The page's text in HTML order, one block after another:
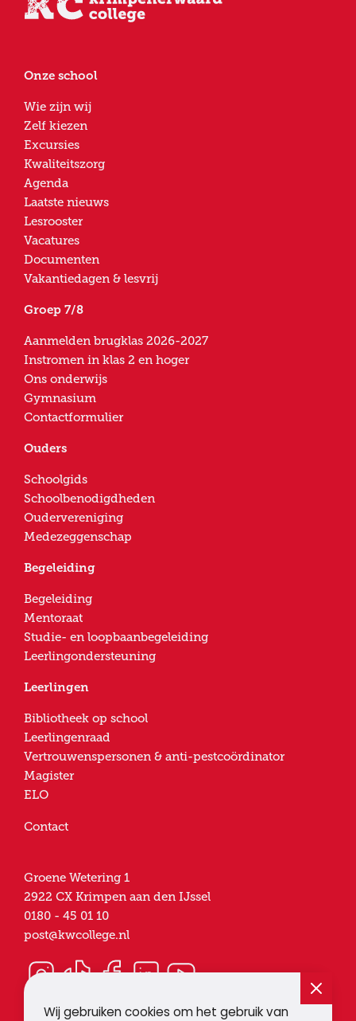
Wij gebruiken cookies om het gebruik van
Onze school
Wie zijn wij
Zelf kiezen
Excursies
Kwaliteitszorg
Agenda
Laatste nieuws
Lesrooster
Vacatures
Documenten
Vakantiedagen & lesvrij
Groep 7/8
Aanmelden brugklas 2026-2027
Instromen in klas 2 en hoger
Ons onderwijs
Gymnasium
Contactformulier
Ouders
Schoolgids
Schoolbenodigdheden
Oudervereniging
Medezeggenschap
Begeleiding
Begeleiding
Mentoraat
Studie- en loopbaanbegeleiding
Leerlingondersteuning
Leerlingen
Bibliotheek op school
Leerlingenraad
Vertrouwenspersonen & anti-pestcoördinator
Magister
ELO
Contact
Groene Wetering 1
2922 CX Krimpen aan den IJssel
0180 - 45 01 10
post@kwcollege.nl